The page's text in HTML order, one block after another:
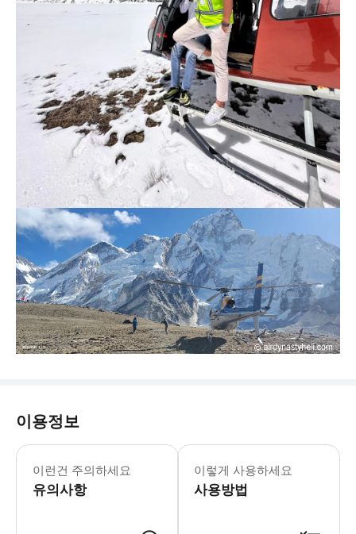
이용정보
이런건 주의하세요
유의사항
이렇게 사용하세요
사용방법